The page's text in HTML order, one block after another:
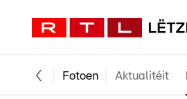
Fotoen Aktualitéit